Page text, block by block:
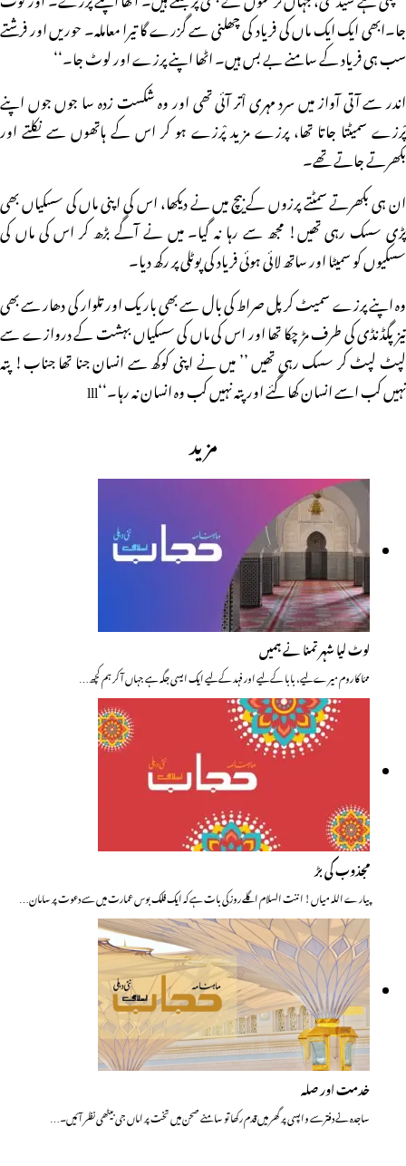
جا۔ابھی ایک ایک ماں کی فریاد کی چھلنی سے گزرے گا تیرا معاملہ۔ حوریں اور فرشتے
سب ہی فریاد کے سامنے بے بس ہیں۔ اٹھا اپنے پرزے اور لوٹ جا۔‘‘
اندر سے آتی آواز میں سرد مہری اْتر آئی تھی اور وہ شکست زدہ سا جوں جوں اپنے
پْرزے سمیٹتا جاتا تھا، پرزے مزید پْرزے ہو کر اس کے ہاتھوں سے نکلتے اور
بکھرتے جاتے تھے۔
ان ہی بکھرتے سمٹتے پرزوں کے بیچ میں نے دیکھا، اس کی اپنی ماں کی سسکیاں بھی
پڑی سسک رہی تھیں! مجھ سے رہا نہ گیا۔ میں نے آگے بڑھ کر اس کی ماں کی
سسکیوں کو سمیٹا اور ساتھ لائی ہوئی فریاد کی پوٹلی پر رکھ دیا۔
وہ اپنے پرزے سمیٹ کر پل صراط کی بال سے بھی باریک اور تلوار کی دھار سے بھی
تیز پگڈنڈی کی طرف مڑ چکا تھا اور اس کی ماں کی سسکیاں بہشت کے دروازے سے
لپٹ لپٹ کر سسک رہی تھیں ’’ میں نے اپنی کوکھ سے انسان جنا تھا جناب! پتہ
نہیں کب اسے انسان کھا گئے اور پتہ نہیں کب وہ انسان نہ رہا۔‘‘lll
مزید
لوٹ لیا شہر تمنا نے ہمیں
ممّا کا روم میرے لیے، بابا کے لیے اور فہد کے لیے ایک ایسی جگہ ہے جہاں آکر ہم کچھ…
مجذوب کی بڑ
پیارے اللہ میاں! اننت السلام اگلے روز کی بات ہے کہ ایک فلک بوس عمارت میں سے دعوت پر سامان…
خدمت اور صلہ
ساجدہ نے دفترسے واپسی پر گھر میں قدم رکھا تو سامنے صحن میں تخت پر اماں جی بیٹھی نظر آئیں۔…